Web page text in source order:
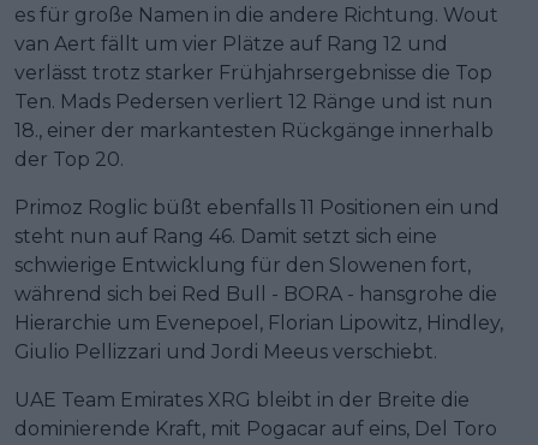
es für große Namen in die andere Richtung. Wout
van Aert fällt um vier Plätze auf Rang 12 und
verlässt trotz starker Frühjahrsergebnisse die Top
Ten. Mads Pedersen verliert 12 Ränge und ist nun
18., einer der markantesten Rückgänge innerhalb
der Top 20.
Primoz Roglic büßt ebenfalls 11 Positionen ein und
steht nun auf Rang 46. Damit setzt sich eine
schwierige Entwicklung für den Slowenen fort,
während sich bei Red Bull - BORA - hansgrohe die
Hierarchie um Evenepoel, Florian Lipowitz, Hindley,
Giulio Pellizzari und Jordi Meeus verschiebt.
UAE Team Emirates XRG bleibt in der Breite die
dominierende Kraft, mit Pogacar auf eins, Del Toro